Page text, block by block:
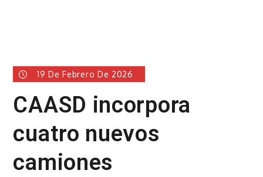
19 De Febrero De 2026
CAASD incorpora
cuatro nuevos
camiones